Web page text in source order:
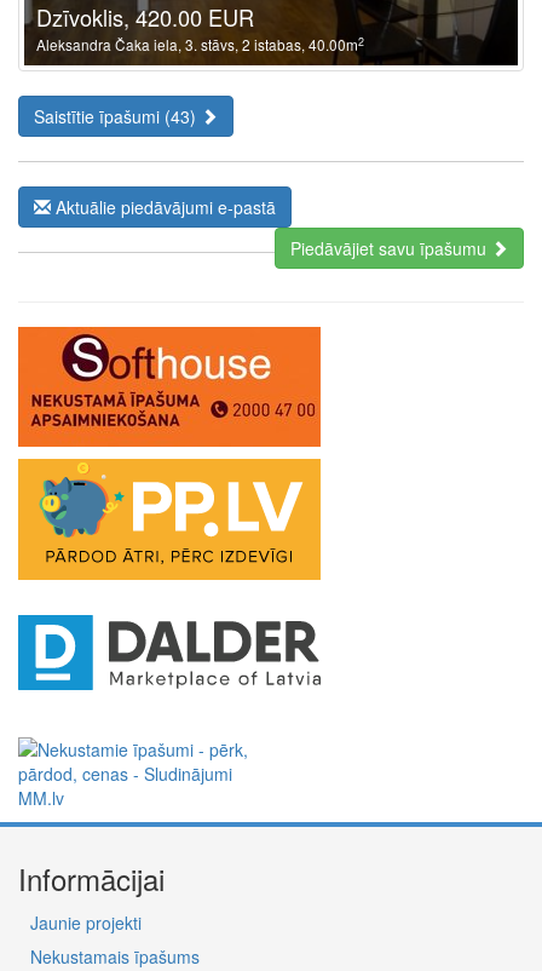
Dzīvoklis, 420.00 EUR
Aleksandra Čaka iela, 3. stāvs, 2 istabas, 40.00m2
Saistītie īpašumi (43)
Aktuālie piedāvājumi e-pastā
Piedāvājiet savu īpašumu
Informācijai
Jaunie projekti
Nekustamais īpašums